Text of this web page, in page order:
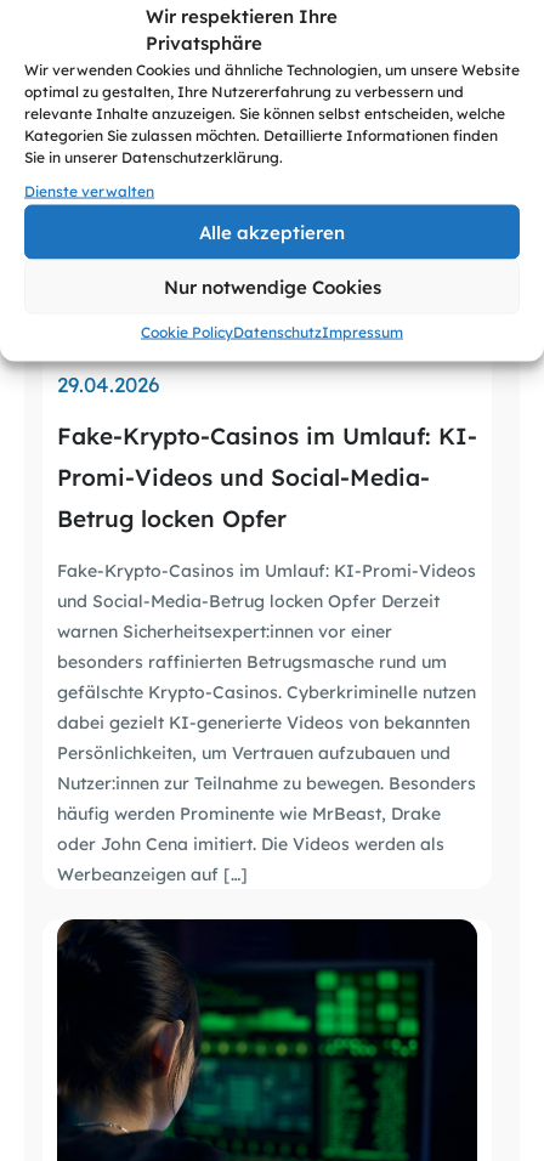
Wir respektieren Ihre
Privatsphäre
Wir verwenden Cookies und ähnliche Technologien, um unsere Website
optimal zu gestalten, Ihre Nutzererfahrung zu verbessern und
relevante Inhalte anzuzeigen. Sie können selbst entscheiden, welche
Kategorien Sie zulassen möchten. Detaillierte Informationen finden
Sie in unserer Datenschutzerklärung.
Dienste verwalten
Alle akzeptieren
Nur notwendige Cookies
Cookie PolicyDatenschutzImpressum
Betroffen sind unter anderem Acrobat […]
29.04.2026
Fake-Krypto-Casinos im Umlauf: KI-
Promi-Videos und Social-Media-
Betrug locken Opfer
Fake-Krypto-Casinos im Umlauf: KI-Promi-Videos
und Social-Media-Betrug locken Opfer Derzeit
warnen Sicherheitsexpert:innen vor einer
besonders raffinierten Betrugsmasche rund um
gefälschte Krypto-Casinos. Cyberkriminelle nutzen
dabei gezielt KI-generierte Videos von bekannten
Persönlichkeiten, um Vertrauen aufzubauen und
Nutzer:innen zur Teilnahme zu bewegen. Besonders
häufig werden Prominente wie MrBeast, Drake
oder John Cena imitiert. Die Videos werden als
Werbeanzeigen auf […]